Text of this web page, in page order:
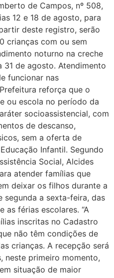
de Campos, nº 508,
12 e 18 de agosto, para
deste registro, serão
crianças com ou sem
noturno na creche
de agosto. Atendimento
funcionar nas
reforça que o
ou escola no período da
socioassistencial, com
de descanso,
sem a oferta de
Infantil. Segundo
Social, Alcides
atender famílias que
deixar os filhos durante a
segunda a sexta-feira, das
as férias escolares. “A
inscritas no Cadastro
não têm condições de
crianças. A recepção será
neste primeiro momento,
situação de maior